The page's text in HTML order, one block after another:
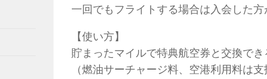
一回でもフライトする場合は入会した方
【使い方】
貯まったマイルで特典航空券と交換でき
（燃油サーチャージ料、空港利用料は